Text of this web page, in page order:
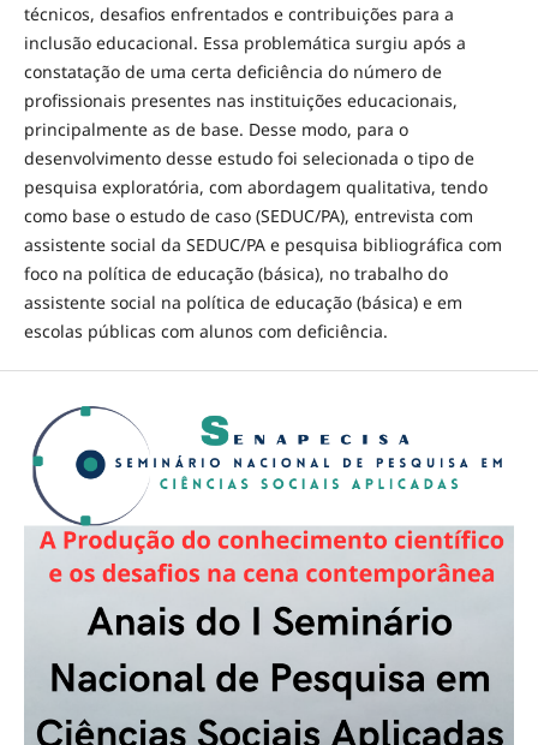
técnicos, desafios enfrentados e contribuições para a
inclusão educacional. Essa problemática surgiu após a
constatação de uma certa deficiência do número de
profissionais presentes nas instituições educacionais,
principalmente as de base. Desse modo, para o
desenvolvimento desse estudo foi selecionada o tipo de
pesquisa exploratória, com abordagem qualitativa, tendo
como base o estudo de caso (SEDUC/PA), entrevista com
assistente social da SEDUC/PA e pesquisa bibliográfica com
foco na política de educação (básica), no trabalho do
assistente social na política de educação (básica) e em
escolas públicas com alunos com deficiência.